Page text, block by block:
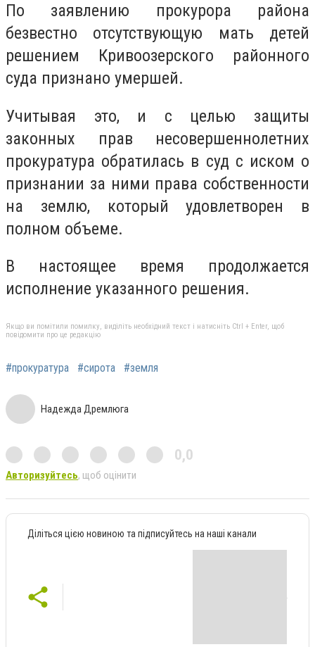
По заявлению прокурора района
безвестно отсутствующую мать детей
решением Кривоозерского районного
суда признано умершей.
Учитывая это, и с целью защиты
законных прав несовершеннолетних
прокуратура обратилась в суд с иском о
признании за ними права собственности
на землю, который удовлетворен в
полном объеме.
В настоящее время продолжается
исполнение указанного решения.
Якщо ви помітили помилку, виділіть необхідний текст і натисніть Ctrl + Enter, щоб
повідомити про це редакцію
#прокуратура #сирота #земля
Надежда Дремлюга
0,0
Авторизуйтесь, щоб оцінити
Діліться цією новиною та підписуйтесь на наші канали